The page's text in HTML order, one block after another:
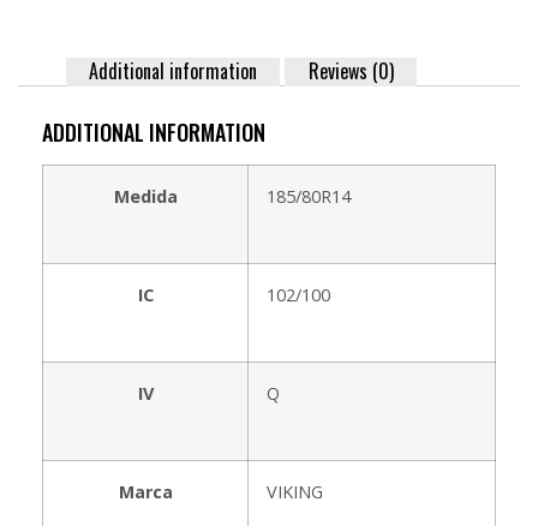
Additional information Reviews (0)
ADDITIONAL INFORMATION
Medida 185/80R14
IC 102/100
IV Q
Marca VIKING